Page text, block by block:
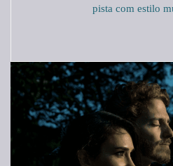
pista com estilo